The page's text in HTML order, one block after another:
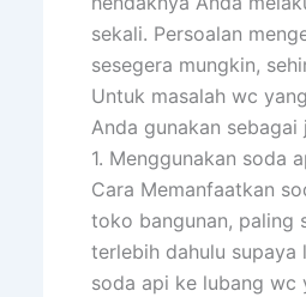
sekali. Persoalan
sesegera mungkin,
Untuk masalah wc
Anda gunakan
1. Menggunakan soda
Cara Memanfaatkan
toko bangunan, paling
terlebih dahulu supaya
soda api ke lubang wc